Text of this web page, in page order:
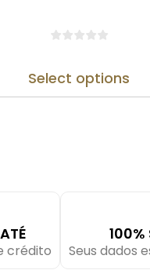
Select options
crédito
100%
Seus dados